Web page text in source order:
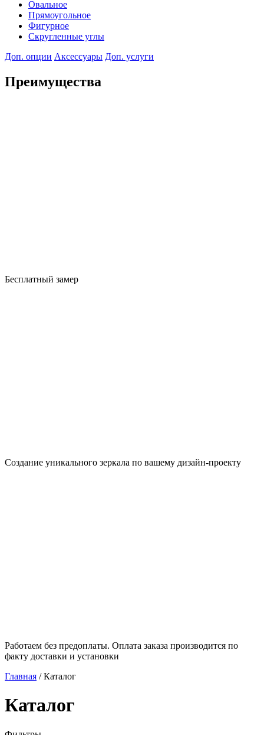
Овальное
Прямоугольное
Фигурное
Скругленные углы
Доп. опции Аксессуары Доп. услуги
Преимущества
Бесплатный замер
Создание уникального зеркала по вашему дизайн-проекту
Работаем без предоплаты. Оплата заказа производится по
факту доставки и установки
Главная /Каталог
Каталог